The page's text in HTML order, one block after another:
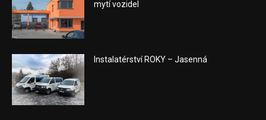
mytí vozidel
Instalatérství ROKY – Jasenná